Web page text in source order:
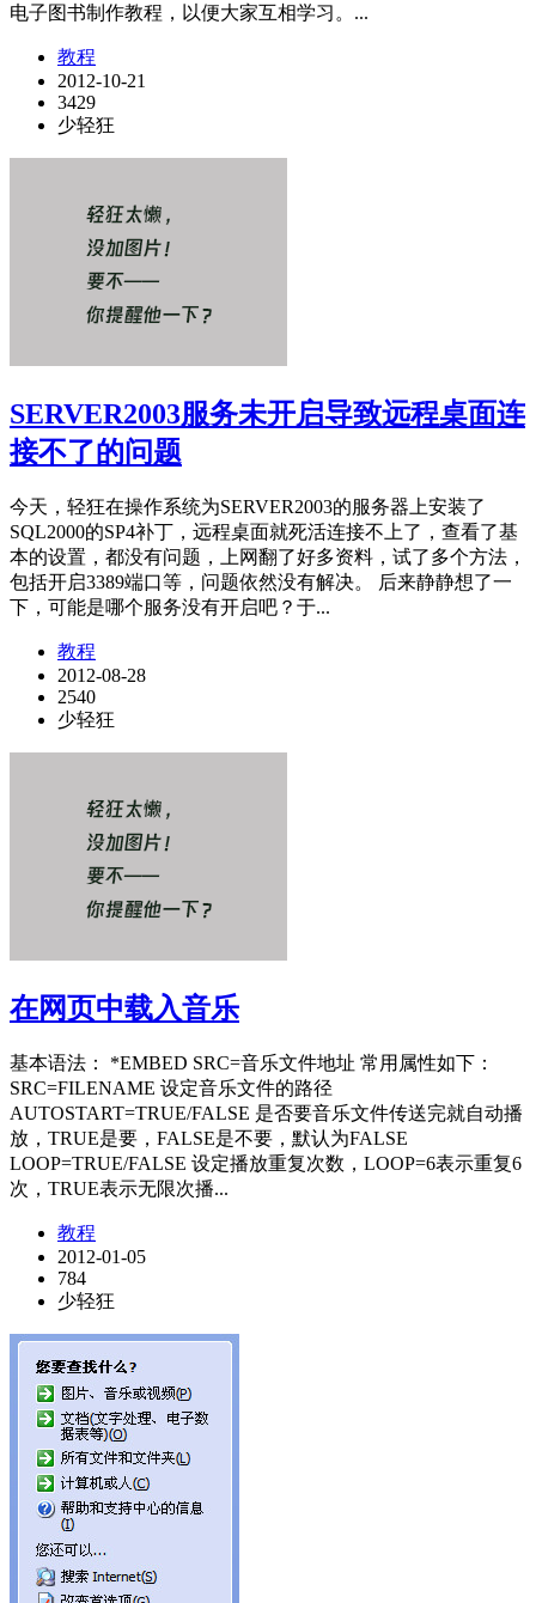
电子图书制作教程，以便大家互相学习。...
教程
2012-10-21
3429
少轻狂
SERVER2003服务未开启导致远程桌面连
接不了的问题
今天，轻狂在操作系统为SERVER2003的服务器上安装了
SQL2000的SP4补丁，远程桌面就死活连接不上了，查看了基
本的设置，都没有问题，上网翻了好多资料，试了多个方法，
包括开启3389端口等，问题依然没有解决。 后来静静想了一
下，可能是哪个服务没有开启吧？于...
教程
2012-08-28
2540
少轻狂
在网页中载入音乐
基本语法： *EMBED SRC=音乐文件地址 常用属性如下：
SRC=FILENAME 设定音乐文件的路径
AUTOSTART=TRUE/FALSE 是否要音乐文件传送完就自动播
放，TRUE是要，FALSE是不要，默认为FALSE
LOOP=TRUE/FALSE 设定播放重复次数，LOOP=6表示重复6
次，TRUE表示无限次播...
教程
2012-01-05
784
少轻狂